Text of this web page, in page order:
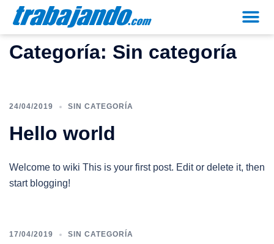
Categoría: Sin categoría
24/04/2019 SIN CATEGORÍA
Hello world
Welcome to wiki This is your first post. Edit or delete it, then
start blogging!
17/04/2019 SIN CATEGORÍA